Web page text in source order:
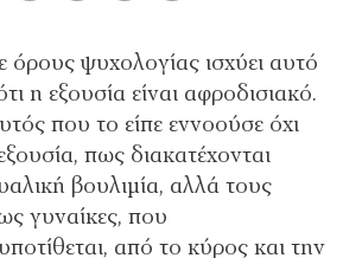
όρους ψυχολογίας ισχύει αυτό
η εξουσία είναι αφροδισιακό.
που το είπε εννοούσε όχι
πως διακατέχονται
βουλιμία, αλλά τους
γυναίκες, που
από το κύρος και την